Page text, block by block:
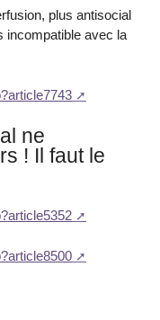
plus antisocial
incompatible avec la
ne
! Il faut le